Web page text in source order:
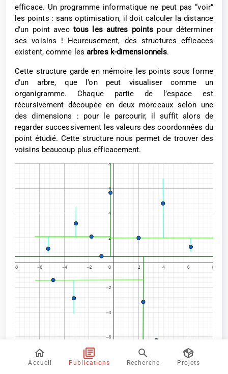
efficace. Un programme informatique ne peut pas “voir”
les points : sans optimisation, il doit calculer la distance
d’un point avec tous les autres points pour déterminer
ses voisins ! Heureusement, des structures efficaces
existent, comme les arbres k-dimensionnels.
Cette structure garde en mémoire les points sous forme
d’un arbre, que l’on peut visualiser comme un
organigramme. Chaque partie de l’espace est
récursivement découpée en deux morceaux selon une
des dimensions : pour le parcourir, il suffit alors de
regarder successivement les valeurs des coordonnées du
point étudié. Cette structure nous permet de trouver des
voisins beaucoup plus efficacement.
Accueil Publications Recherche Projets